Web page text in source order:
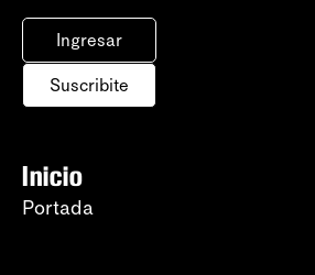
Ingresar
Suscribite
Inicio
Portada